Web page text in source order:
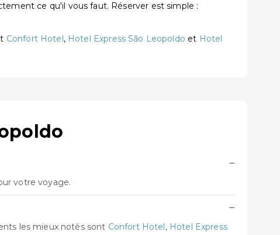
ce qu'il vous faut. Réserver est simple :
Confort Hotel, Hotel Express São Leopoldo et Hotel
−
votre voyage.
−
les mieux notés sont Confort Hotel, Hotel Express